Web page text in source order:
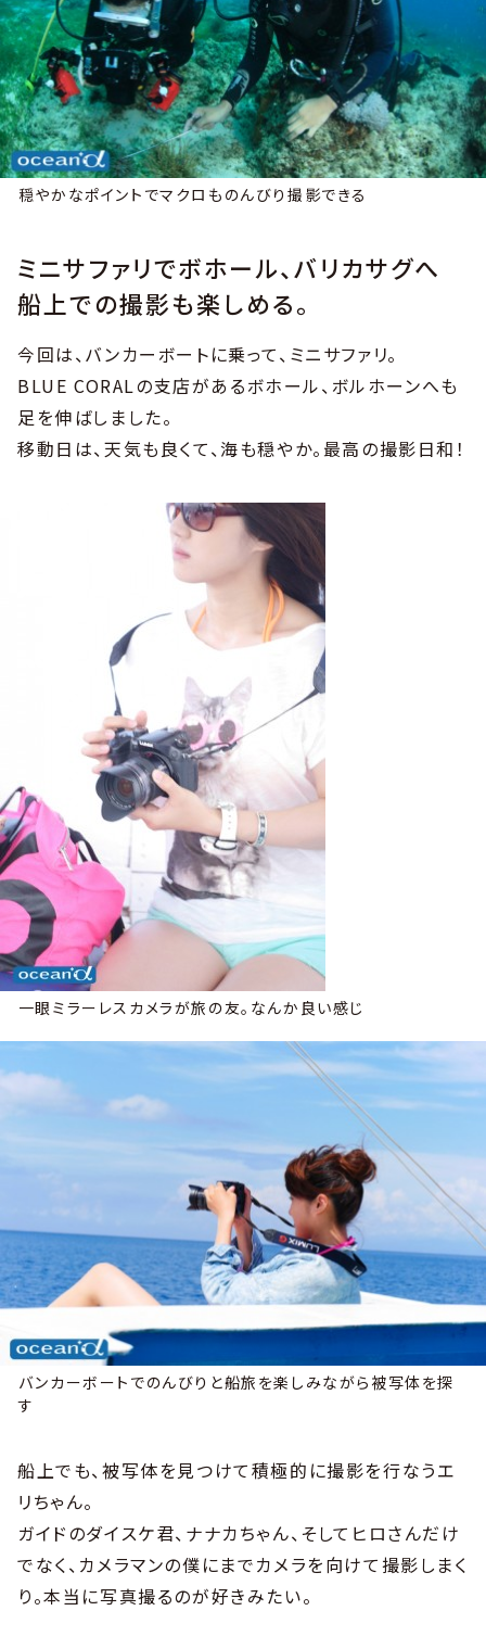
穏やかなポイントでマクロものんびり撮影できる
ミニサファリでボホール、バリカサグへ
船上での撮影も楽しめる。
今回は、バンカーボートに乗って、ミニサファリ。
BLUE CORALの支店があるボホール、ボルホーンへも
足を伸ばしました。
移動日は、天気も良くて、海も穏やか。最高の撮影日和！
一眼ミラーレスカメラが旅の友。なんか良い感じ
バンカーボートでのんびりと船旅を楽しみながら被写体を探
す
船上でも、被写体を見つけて積極的に撮影を行なうエ
リちゃん。
ガイドのダイスケ君、ナナカちゃん、そしてヒロさんだけ
でなく、カメラマンの僕にまでカメラを向けて撮影しまく
り。本当に写真撮るのが好きみたい。